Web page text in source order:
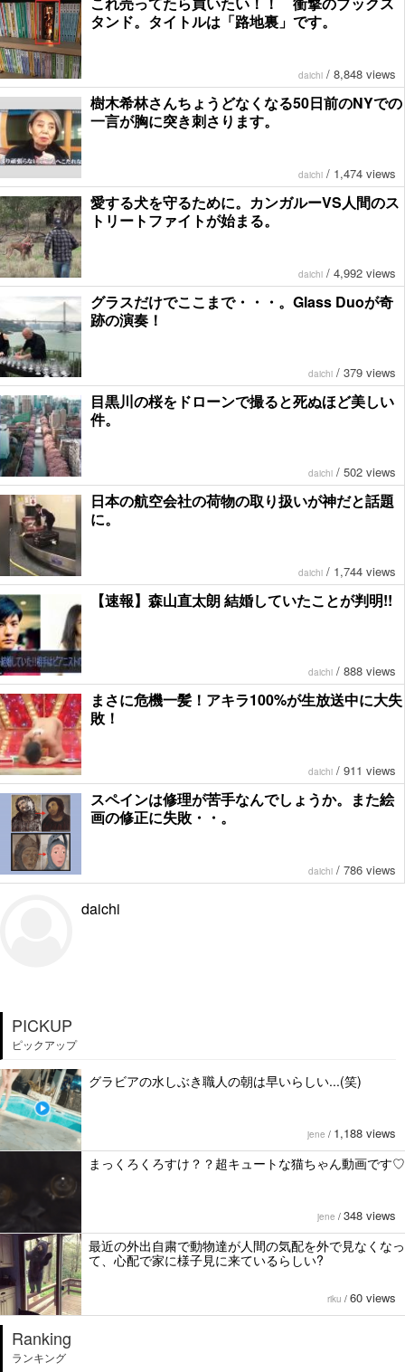
タンド。タイトルは「路地裏」です。
daichi / 8,848 views
樹木希林さんちょうどなくなる50日前のNYでの
一言が胸に突き刺さります。
daichi / 1,474 views
愛する犬を守るために。カンガルーVS人間のス
トリートファイトが始まる。
daichi / 4,992 views
グラスだけでここまで・・・。Glass Duoが奇
跡の演奏！
daichi / 379 views
目黒川の桜をドローンで撮ると死ぬほど美しい
件。
daichi / 502 views
日本の航空会社の荷物の取り扱いが神だと話題
に。
daichi / 1,744 views
【速報】森山直太朗 結婚していたことが判明!!
daichi / 888 views
まさに危機一髪！アキラ100%が生放送中に大失
敗！
daichi / 911 views
スペインは修理が苦手なんでしょうか。また絵
画の修正に失敗・・。
daichi / 786 views
daichi
PICKUP
ピックアップ
グラビアの水しぶき職人の朝は早いらしい...(笑)
jene / 1,188 views
まっくろくろすけ？？超キュートな猫ちゃん動画です♡
jene / 348 views
最近の外出自粛で動物達が人間の気配を外で見なくなっ
て、心配で家に様子見に来ているらしい?
riku / 60 views
Ranking
ランキング